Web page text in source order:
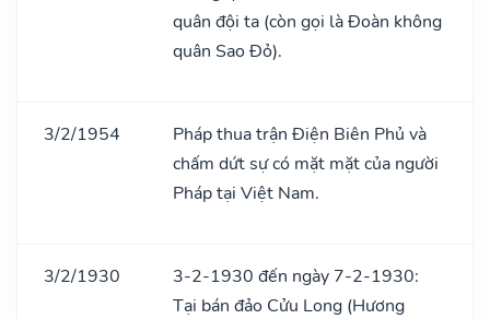
quân đội ta (còn gọi là Đoàn không
quân Sao Đỏ).
3/2/1954
Pháp thua trận Điện Biên Phủ và
chấm dứt sự có mặt mặt của người
Pháp tại Việt Nam.
3/2/1930
3-2-1930 đến ngày 7-2-1930:
Tại bán đảo Cửu Long (Hương